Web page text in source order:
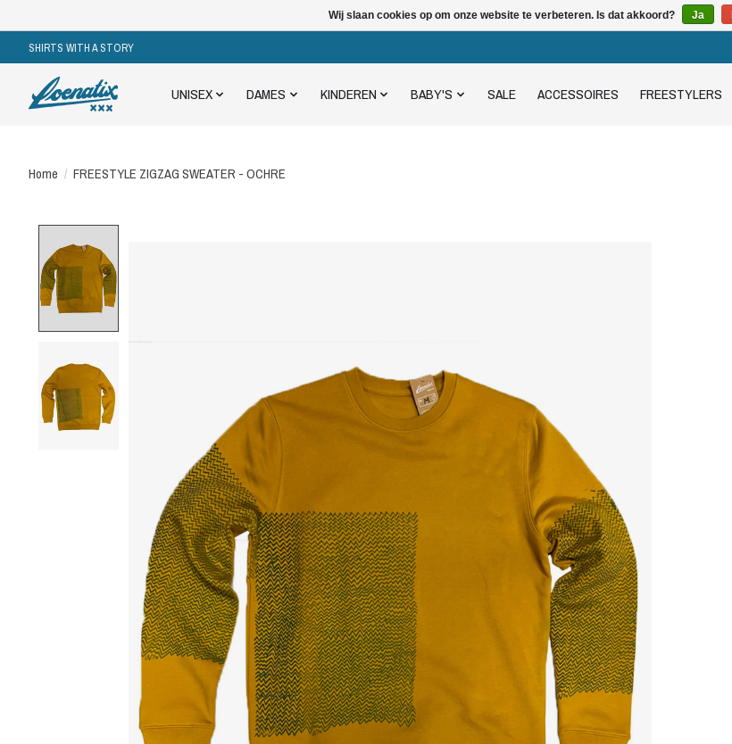
SHIRTS WITH A STORY
UNISEX DAMES KINDEREN BABY'S SALE ACCESSOIRES FREESTYLERS
Home / FREESTYLE ZIGZAG SWEATER - OCHRE
Wij slaan cookies op om onze website te verbeteren. Is dat akkoord? Ja